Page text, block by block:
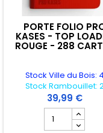
- CASE 130 PT
SLEEVES DRAGON
PORTE FOLIO
KASES - TOP
ROUGE - 288
Stock Ville du Bois: 4
Stock Rambouillet:
39,99 €
Champ